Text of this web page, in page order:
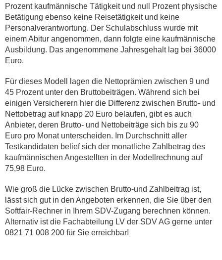
Prozent kaufmännische Tätigkeit und null Prozent physische
Betätigung ebenso keine Reisetätigkeit und keine
Personalverantwortung. Der Schulabschluss wurde mit
einem Abitur angenommen, dann folgte eine kaufmännische
Ausbildung. Das angenommene Jahresgehalt lag bei 36000
Euro.
Für dieses Modell lagen die Nettoprämien zwischen 9 und
45 Prozent unter den Bruttobeiträgen. Während sich bei
einigen Versicherern hier die Differenz zwischen Brutto- und
Nettobetrag auf knapp 20 Euro belaufen, gibt es auch
Anbieter, deren Brutto- und Nettobeiträge sich bis zu 90
Euro pro Monat unterscheiden. Im Durchschnitt aller
Testkandidaten belief sich der monatliche Zahlbetrag des
kaufmännischen Angestellten in der Modellrechnung auf
75,98 Euro.
Wie groß die Lücke zwischen Brutto-und Zahlbeitrag ist,
lässt sich gut in den Angeboten erkennen, die Sie über den
Softfair-Rechner in Ihrem SDV-Zugang berechnen können.
Alternativ ist die Fachabteilung LV der SDV AG gerne unter
0821 71 008 200 für Sie erreichbar!